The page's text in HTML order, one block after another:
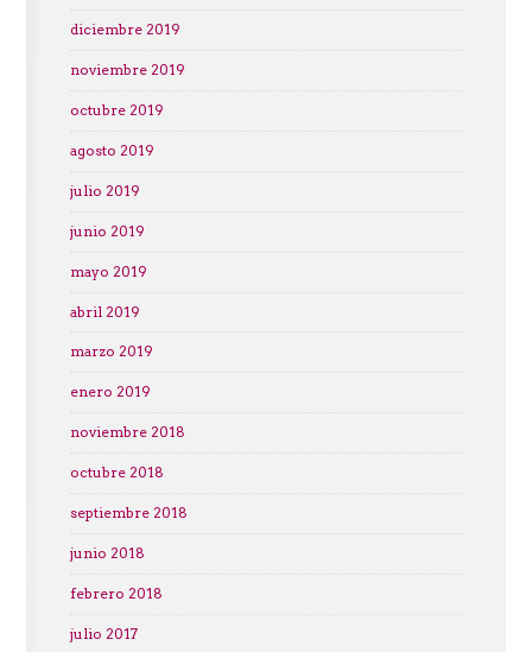
diciembre 2019
noviembre 2019
octubre 2019
agosto 2019
julio 2019
junio 2019
mayo 2019
abril 2019
marzo 2019
enero 2019
noviembre 2018
octubre 2018
septiembre 2018
junio 2018
febrero 2018
julio 2017